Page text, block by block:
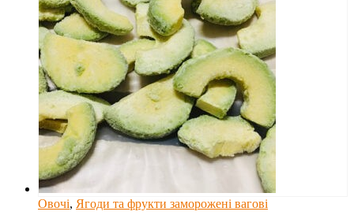
Овочі, Ягоди та фрукти заморожені вагові